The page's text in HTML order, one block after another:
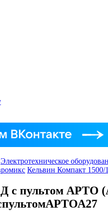
Электротехническое
Кельвин Компакт
с пультом АРТО